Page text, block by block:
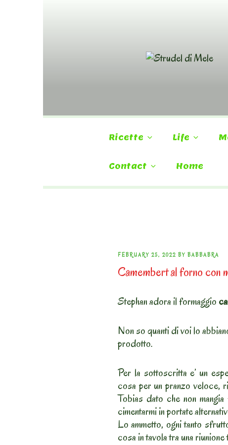
Ricette Life
Contact Home
POSTED
ON
FEBRUARY 25, 2022 BY BABBABRA
Camembert al forno con
Stephan adora il formaggio
Non so quanti di voi lo
prodotto.
Per la sottoscritta e’ un
cosa per un pranzo veloce,
Tobias dato che non
cimentarmi in portate
Lo ammetto, ogni tanto
cosa in tavola tra una